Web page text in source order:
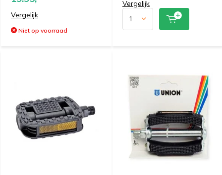
Vergelijk
Niet op voorraad
Vergelijk